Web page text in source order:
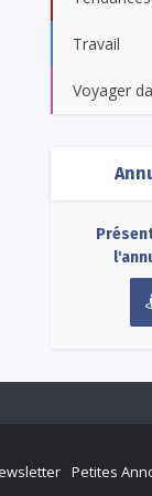
Travail
Voyager
Petites